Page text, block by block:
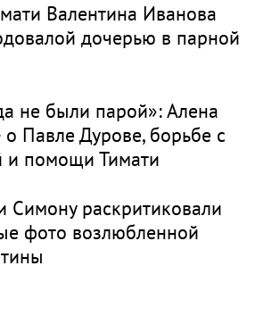
Валентина Иванова
дочерью в парной
не были парой»: Алена
Павле Дурове, борьбе с
и помощи Тимати
Симону раскритиковали
фото возлюбленной